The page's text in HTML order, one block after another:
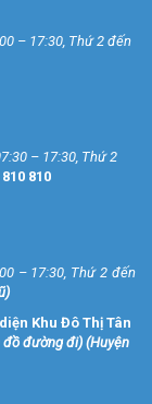
– 17:30, Thứ 2 đến
– 17:30, Thứ 2
810
– 17:30, Thứ 2 đến
Khu Đô Thị Tân
đồ đường đi) (Huyện